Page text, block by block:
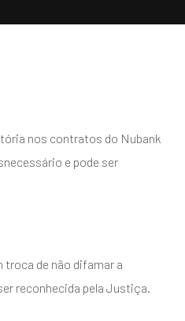
nos contratos do Nubank
e pode ser
troca de não difamar a
reconhecida pela Justiça.